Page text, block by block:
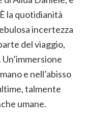
la quotidianità
incertezza
del viaggio,
e nell’abisso
talmente
umane.